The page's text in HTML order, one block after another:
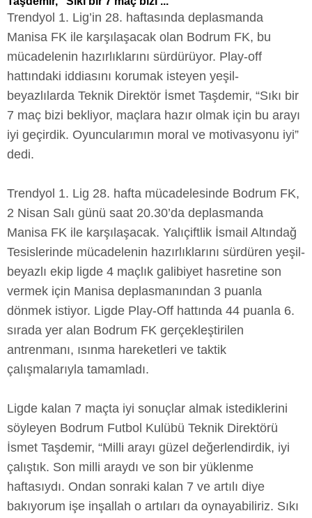
Trendyol 1. Lig’in 28. haftasında deplasmanda
Manisa FK ile karşılaşacak olan Bodrum FK, bu
mücadelenin hazırlıklarını sürdürüyor. Play-off
hattındaki iddiasını korumak isteyen yeşil-
beyazlılarda Teknik Direktör İsmet Taşdemir, “Sıkı bir
7 maç bizi bekliyor, maçlara hazır olmak için bu arayı
iyi geçirdik. Oyuncularımın moral ve motivasyonu iyi”
dedi.
Trendyol 1. Lig 28. hafta mücadelesinde Bodrum FK,
2 Nisan Salı günü saat 20.30’da deplasmanda
Manisa FK ile karşılaşacak. Yalıçiftlik İsmail Altındağ
Tesislerinde mücadelenin hazırlıklarını sürdüren yeşil-
beyazlı ekip ligde 4 maçlık galibiyet hasretine son
vermek için Manisa deplasmanından 3 puanla
dönmek istiyor. Ligde Play-Off hattında 44 puanla 6.
sırada yer alan Bodrum FK gerçekleştirilen
antrenmanı, ısınma hareketleri ve taktik
çalışmalarıyla tamamladı.
Ligde kalan 7 maçta iyi sonuçlar almak istediklerini
söyleyen Bodrum Futbol Kulübü Teknik Direktörü
İsmet Taşdemir, “Milli arayı güzel değerlendirdik, iyi
çalıştık. Son milli araydı ve son bir yüklenme
haftasıydı. Ondan sonraki kalan 7 ve artılı diye
bakıyorum işe inşallah o artıları da oynayabiliriz. Sıkı